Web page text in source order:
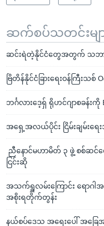
ဆက်စပ်သတင်းမျာ
ဆင်းရဲတဲ့နိုင်ငံတွေအတွက် သဘာ
ဗြိတိန်နိုင်ငံခြားရေးဝန်ကြီးသ
ဘင်္ဂလားဒေ့ရှ် ရိုဟင်ဂျာစခန်
အရှေ့အလယ်ပိုင်း ငြိမ်းချမ်း
ညီနောင်မဟာမိတ် ၃ ဖွဲ့ စစ်ဆင်
ငြင်းဆို
အသက်ရှူလမ်းကြောင်း ရောဂ
အစိုးရတိုက်တွန်း
နယ်စပ်ဒေသ အရေးပေါ် အခ